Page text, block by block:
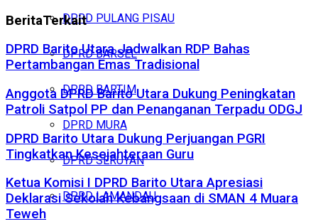
DPRD PULANG PISAU
DPRD BARSEL
DPRD BARTIM
DPRD MURA
DPRD SERUYAN
DPRD LAMANDAU
BeritaTerkait
DPRD Barito Utara Jadwalkan RDP Bahas
Pertambangan Emas Tradisional
Anggota DPRD Barito Utara Dukung Peningkatan
Patroli Satpol PP dan Penanganan Terpadu ODGJ
DPRD Barito Utara Dukung Perjuangan PGRI
Tingkatkan Kesejahteraan Guru
Ketua Komisi I DPRD Barito Utara Apresiasi
Deklarasi Sekolah Kebangsaan di SMAN 4 Muara
Teweh